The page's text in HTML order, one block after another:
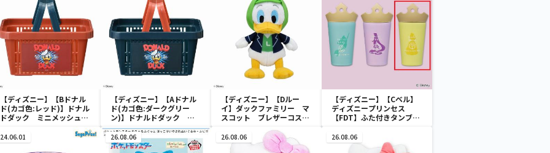
【ディズニー】【Bドナル
ド(カゴ色:レッド)】ドナル
ドダック ミニメッシュカ
【ディズニー】【Aドナル
ド(カゴ色:ダークグリー
ン)】ドナルドダック ミ
ニメッシュカゴ
【ディズニー】【Dルー
イ】ダックファミリー マ
スコット ブレザーコスチ
【ディズニー】【Cベル】
ディズニープリンセス
【FDT】ふた付きタンブラ
24.06.01 26.08.06 26.08.06 26.08.06